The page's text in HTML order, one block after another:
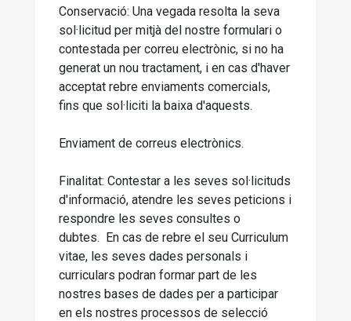
Conservació: Una vegada resolta la seva
sol·licitud per mitjà del nostre formulari o
contestada per correu electrònic, si no ha
generat un nou tractament, i en cas d'haver
acceptat rebre enviaments comercials,
fins que sol·liciti la baixa d'aquests.
Enviament de correus electrònics.
Finalitat: Contestar a les seves sol·licituds
d'informació, atendre les seves peticions i
respondre les seves consultes o
dubtes. En cas de rebre el seu Curriculum
vitae, les seves dades personals i
curriculars podran formar part de les
nostres bases de dades per a participar
en els nostres processos de selecció